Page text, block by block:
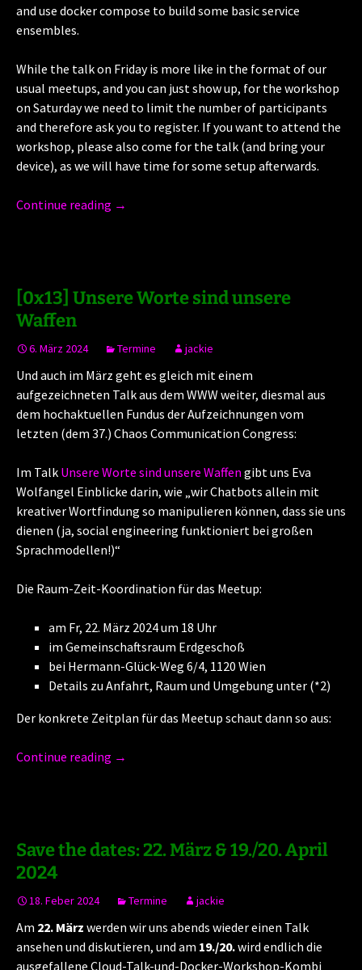
and use docker compose to build some basic service
ensembles.
While the talk on Friday is more like in the format of our
usual meetups, and you can just show up, for the workshop
on Saturday we need to limit the number of participants
and therefore ask you to register. If you want to attend the
workshop, please also come for the talk (and bring your
device), as we will have time for some setup afterwards.
Continue reading →
[0x13] Unsere Worte sind unsere
Waffen
6. März 2024 Termine jackie
Und auch im März geht es gleich mit einem
aufgezeichneten Talk aus dem WWW weiter, diesmal aus
dem hochaktuellen Fundus der Aufzeichnungen vom
letzten (dem 37.) Chaos Communication Congress:
Im Talk Unsere Worte sind unsere Waffen gibt uns Eva
Wolfangel Einblicke darin, wie „wir Chatbots allein mit
kreativer Wortfindung so manipulieren können, dass sie uns
dienen (ja, social engineering funktioniert bei großen
Sprachmodellen!)“
Die Raum-Zeit-Koordination für das Meetup:
am Fr, 22. März 2024 um 18 Uhr
im Gemeinschaftsraum Erdgeschoß
bei Hermann-Glück-Weg 6/4, 1120 Wien
Details zu Anfahrt, Raum und Umgebung unter (*2)
Der konkrete Zeitplan für das Meetup schaut dann so aus:
Continue reading →
Save the dates: 22. März & 19./20. April
2024
18. Feber 2024 Termine jackie
Am 22. März werden wir uns abends wieder einen Talk
ansehen und diskutieren, und am 19./20.wird endlich die
ausgefallene Cloud-Talk-und-Docker-Workshop-Kombi